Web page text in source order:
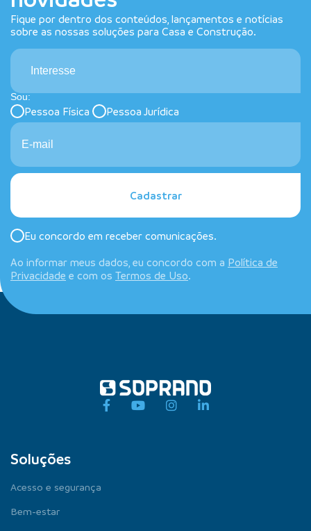
Fique por dentro dos conteúdos, lançamentos e notícias
sobre as nossas soluções para Casa e Construção.
Interesse
Sou:
Pessoa Física Pessoa Jurídica
Cadastrar
Eu concordo em receber comunicações.
Ao informar meus dados, eu concordo com a Política de
Privacidade e com os Termos de Uso.
Soluções
Acesso e segurança
Bem-estar